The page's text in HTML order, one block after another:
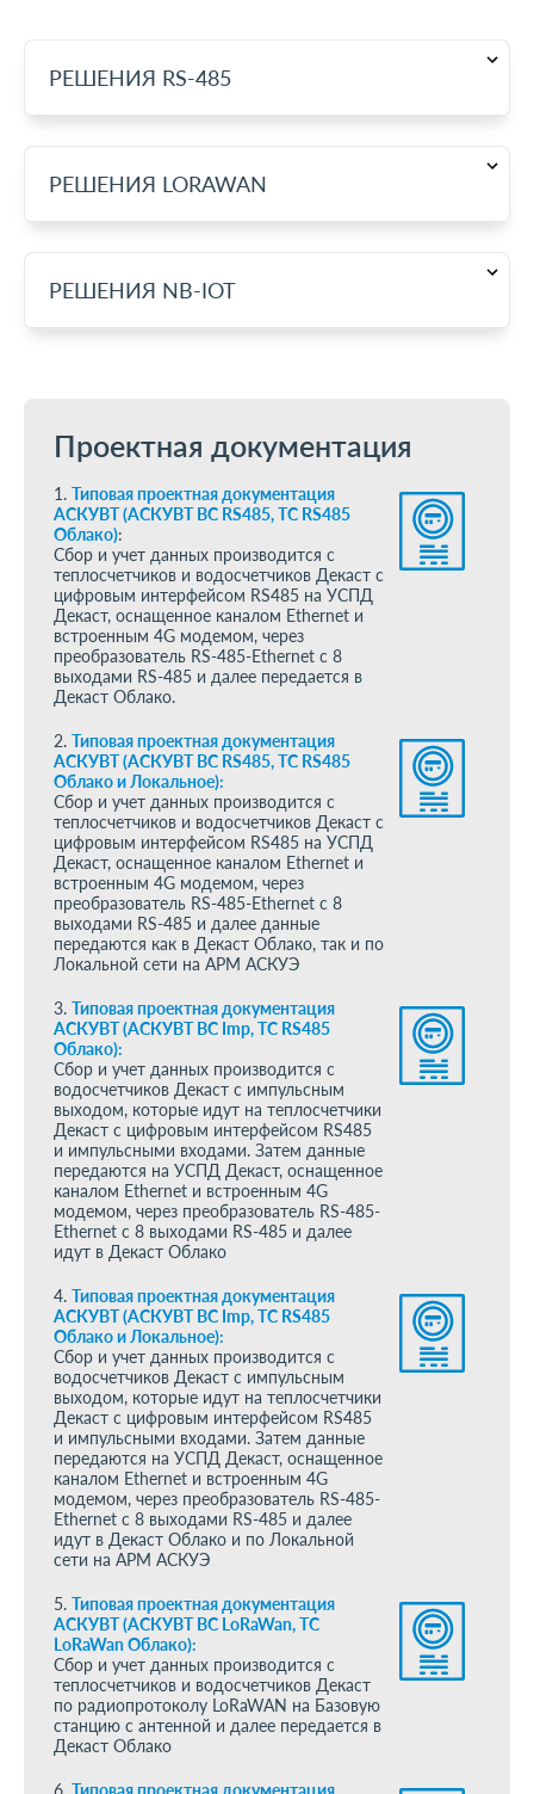
РЕШЕНИЯ RS-485
РЕШЕНИЯ LORAWAN
РЕШЕНИЯ NB-IOT
Проектная документация
1. Типовая проектная документация
АСКУВТ (АСКУВТ ВС RS485, ТС RS485
Облако):
Сбор и учет данных производится с
теплосчетчиков и водосчетчиков Декаст с
цифровым интерфейсом RS485 на УСПД
Декаст, оснащенное каналом Ethernet и
встроенным 4G модемом, через
преобразователь RS-485-Ethernet c 8
выходами RS-485 и далее передается в
Декаст Облако.
2. Типовая проектная документация
АСКУВТ (АСКУВТ ВС RS485, ТС RS485
Облако и Локальное):
Сбор и учет данных производится с
теплосчетчиков и водосчетчиков Декаст с
цифровым интерфейсом RS485 на УСПД
Декаст, оснащенное каналом Ethernet и
встроенным 4G модемом, через
преобразователь RS-485-Ethernet c 8
выходами RS-485 и далее данные
передаются как в Декаст Облако, так и по
Локальной сети на АРМ АСКУЭ
3. Типовая проектная документация
АСКУВТ (АСКУВТ ВС Imp, ТС RS485
Облако):
Сбор и учет данных производится с
водосчетчиков Декаст с импульсным
выходом, которые идут на теплосчетчики
Декаст с цифровым интерфейсом RS485
и импульсными входами. Затем данные
передаются на УСПД Декаст, оснащенное
каналом Ethernet и встроенным 4G
модемом, через преобразователь RS-485-
Ethernet c 8 выходами RS-485 и далее
идут в Декаст Облако
4. Типовая проектная документация
АСКУВТ (АСКУВТ ВС Imp, ТС RS485
Облако и Локальное):
Сбор и учет данных производится с
водосчетчиков Декаст с импульсным
выходом, которые идут на теплосчетчики
Декаст с цифровым интерфейсом RS485
и импульсными входами. Затем данные
передаются на УСПД Декаст, оснащенное
каналом Ethernet и встроенным 4G
модемом, через преобразователь RS-485-
Ethernet c 8 выходами RS-485 и далее
идут в Декаст Облако и по Локальной
сети на АРМ АСКУЭ
5. Типовая проектная документация
АСКУВТ (АСКУВТ ВС LoRaWan, ТС
LoRaWan Облако):
Сбор и учет данных производится с
теплосчетчиков и водосчетчиков Декаст
по радиопротоколу LoRaWAN на Базовую
станцию с антенной и далее передается в
Декаст Облако
6. Типовая проектная документация